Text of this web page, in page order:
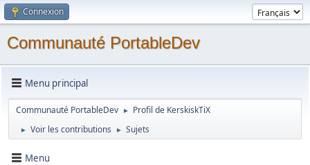
Connexion
Communauté PortableDev
Menu principal
Communauté PortableDev ► Profil de KerskiskTiX
► Voir les contributions ► Sujets
Menu